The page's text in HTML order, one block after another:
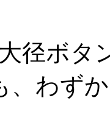
大径ボ
、わず